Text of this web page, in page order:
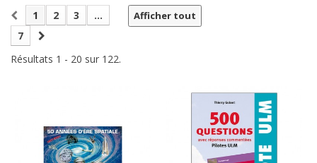
Afficher tout
1 2 3
...
7
Résultats 1 - 20 sur 122.